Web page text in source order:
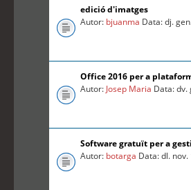
edició d'imatges
Autor: bjuanma Data: dj.
Office 2016 per a
Autor: Josep Maria Data: dv.
Software gratuït per a
Autor: botarga Data: dl.